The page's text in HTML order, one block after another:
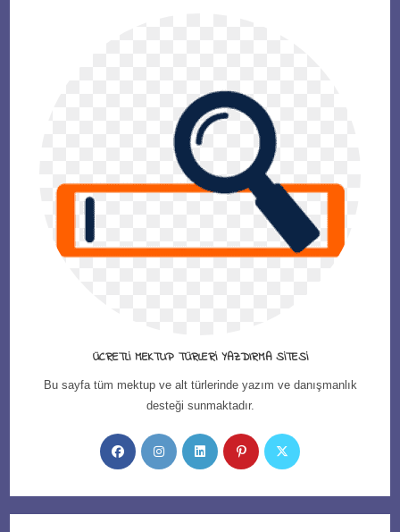
ÜCRETLI MEKTUP TÜRLERI YAZDIRMA SITESI
Bu sayfa tüm mektup ve alt türlerinde yazım ve danışmanlık
desteği sunmaktadır.
Opens
in
Opens
in
Opens
in
Opens
in
Opens